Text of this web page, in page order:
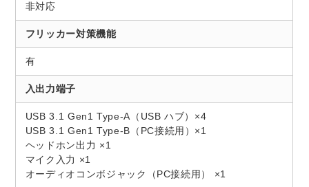
非対応
フリッカー対策機能
有
入出力端子
USB 3.1 Gen1 Type-A（USB ハブ）×4
USB 3.1 Gen1 Type-B（PC接続用）×1
ヘッドホン出力 ×1
マイク入力 ×1
オーディオコンボジャック（PC接続用） ×1